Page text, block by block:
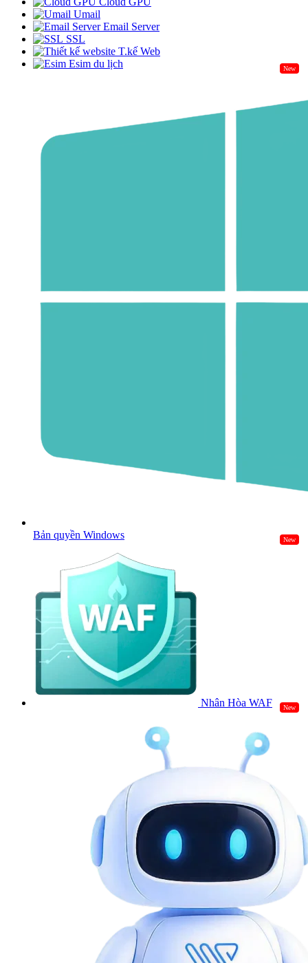
Umail
Email Server
SSL
T.kế Web
Esim du lịch
New
Bản quyền Windows New
Nhân Hòa WAF New